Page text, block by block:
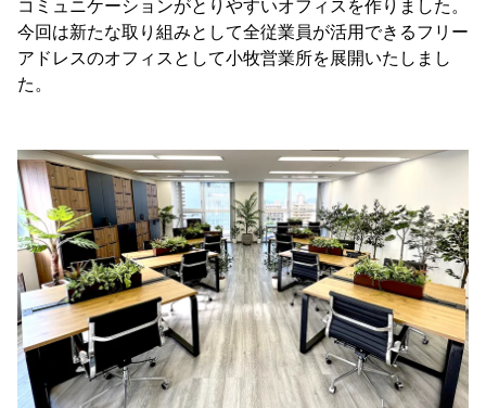
コミュニケーションがとりやすいオフィスを作りました。
今回は新たな取り組みとして全従業員が活用できるフリー
アドレスのオフィスとして小牧営業所を展開いたしまし
た。